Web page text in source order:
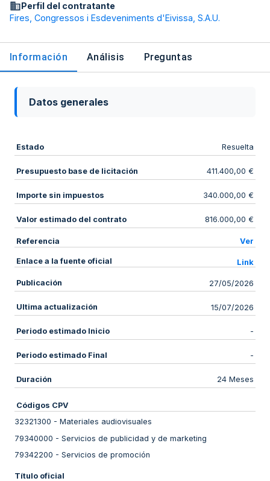
Perfil del contratante
Fires, Congressos i Esdeveniments d'Eivissa, S.A.U.
Información Análisis Preguntas
Datos generales
Estado Resuelta
Presupuesto base de licitación 411.400,00 €
Importe sin impuestos 340.000,00 €
Valor estimado del contrato 816.000,00 €
Referencia Ver
Enlace a la fuente oficial Link
Publicación 27/05/2026
Ultima actualización 15/07/2026
Periodo estimado Inicio -
Periodo estimado Final -
Duración 24 Meses
Códigos CPV
32321300 - Materiales audiovisuales
79340000 - Servicios de publicidad y de marketing
79342200 - Servicios de promoción
Título oficial